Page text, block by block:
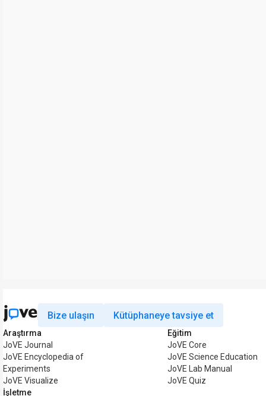
Bize ulaşın Kütüphaneye tavsiye et
Araştırma
JoVE Journal
JoVE Encyclopedia of
Experiments
JoVE Visualize
İşletme
Eğitim
JoVE Core
JoVE Science Education
JoVE Lab Manual
JoVE Quiz